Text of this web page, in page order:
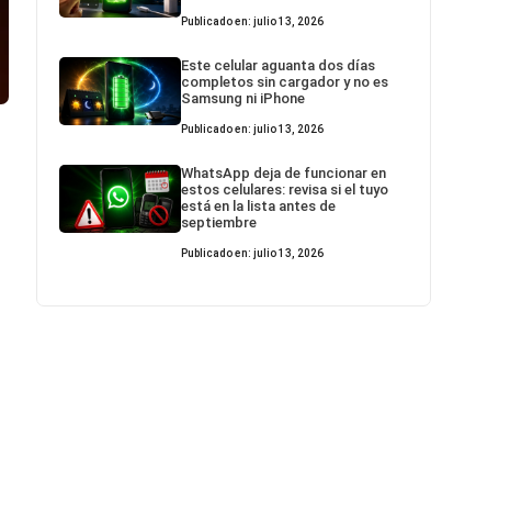
Publicado en: julio 13, 2026
Este celular aguanta dos días
completos sin cargador y no es
Samsung ni iPhone
Publicado en: julio 13, 2026
WhatsApp deja de funcionar en
estos celulares: revisa si el tuyo
está en la lista antes de
septiembre
Publicado en: julio 13, 2026